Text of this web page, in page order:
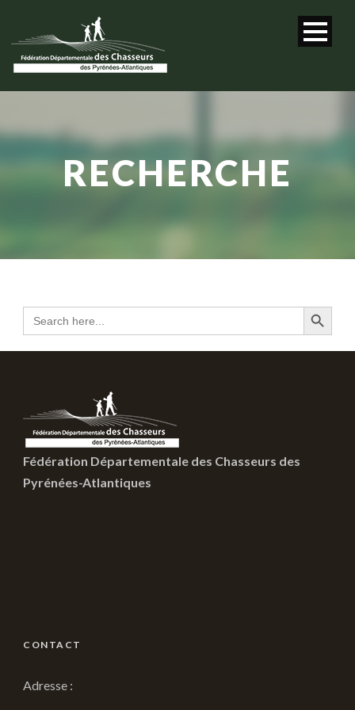
RECHERCHE
Search
for:
Search Button
Fédération Départementale des Chasseurs des
Pyrénées-Atlantiques
CONTACT
Adresse :